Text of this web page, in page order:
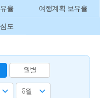
율
여행계획 보유율
도
월별